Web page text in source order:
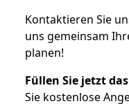
Kontaktieren Sie
uns gemeinsam
planen!
Füllen Sie jetzt
Sie kostenlose